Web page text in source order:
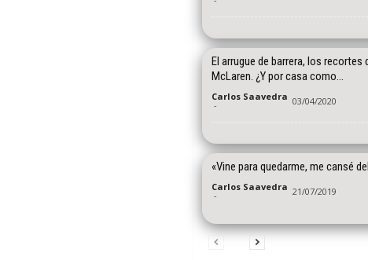
El arrugue de barrera, los recortes
McLaren. ¿Y por casa como...
Carlos Saavedra
- 03/04/2020
«Vine para quedarme, me cansé
Carlos Saavedra
- 21/07/2019